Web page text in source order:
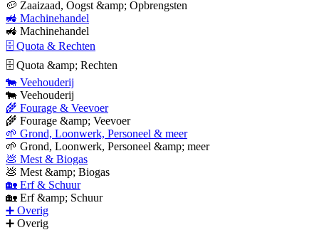
🥔 Zaaizaad, Oogst &amp; Opbrengsten
🚜 Machinehandel
🚜 Machinehandel
🗄 Quota & Rechten
🗄 Quota &amp; Rechten
🐄 Veehouderij
🐄 Veehouderij
🌾 Fourage & Veevoer
🌾 Fourage &amp; Veevoer
🌱 Grond, Loonwerk, Personeel & meer
🌱 Grond, Loonwerk, Personeel &amp; meer
💩 Mest & Biogas
💩 Mest &amp; Biogas
🏡 Erf & Schuur
🏡 Erf &amp; Schuur
➕ Overig
➕ Overig